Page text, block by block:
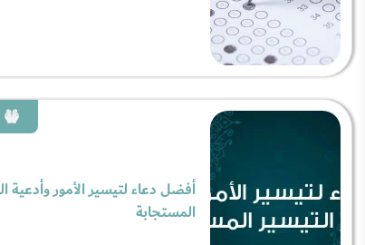
أفضل دعاء لتيسير الأمور وأدعية
المستجابة